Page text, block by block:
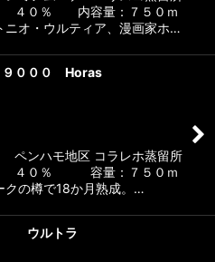
４０％ 内容量：７５０ｍ
ニオ・ウルティア、漫画家ホ…
０００ Horas
ンハモ地区 コラレホ蒸留所
： ４０％ 容量：７５０ｍ
クの樽で18か月熟成。…
ウルトラ